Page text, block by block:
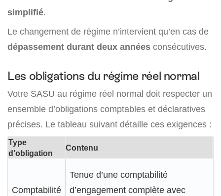
simplifié.
Le changement de régime n’intervient qu’en cas de
dépassement durant deux années consécutives.
Les obligations du régime réel normal
Votre SASU au régime réel normal doit respecter un
ensemble d’obligations comptables et déclaratives
précises. Le tableau suivant détaille ces exigences :
Type
d’obligation
Contenu
Comptabilité
Tenue d’une comptabilité
d’engagement complète avec